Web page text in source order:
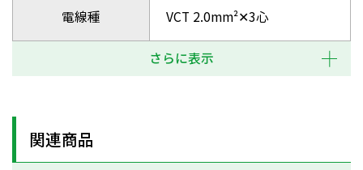
電線種 VCT 2.0mm²✕3心
さらに表示
関連商品